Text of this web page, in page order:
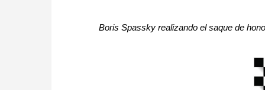
Boris Spassky realizando el saque de